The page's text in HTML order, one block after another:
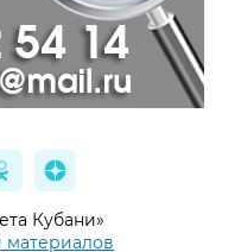
Кубани»
материалов